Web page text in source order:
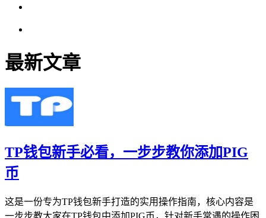
最新文章
TP钱包新手必看，一步步教你添加PIG
币
这是一份专为TP钱包新手打造的实用操作指南，核心内容是
一步步教大家在TP钱包中添加PIG币，针对新手常遇的操作困